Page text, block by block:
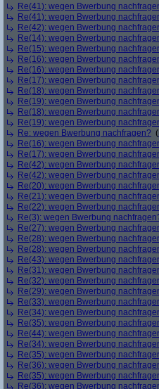
Re(41): wegen Bwerbung
Re(41): wegen Bwerbung
Re(42): wegen Bwerbung
Re(14): wegen Bwerbung
Re(15): wegen Bwerbung
Re(16): wegen Bwerbung
Re(16): wegen Bwerbung
Re(17): wegen Bwerbung
Re(18): wegen Bwerbung
Re(19): wegen Bwerbung
Re(18): wegen Bwerbung
Re(19): wegen Bwerbung
Re: wegen Bwerbung nachfragen? (
Re(16): wegen Bwerbung
Re(17): wegen Bwerbung
Re(42): wegen Bwerbung
Re(42): wegen Bwerbung
Re(20): wegen Bwerbung
Re(21): wegen Bwerbung
Re(22): wegen Bwerbung
Re(3): wegen Bwerbung
Re(27): wegen Bwerbung
Re(28): wegen Bwerbung
Re(28): wegen Bwerbung
Re(43): wegen Bwerbung
Re(31): wegen Bwerbung
Re(32): wegen Bwerbung
Re(29): wegen Bwerbung
Re(33): wegen Bwerbung
Re(34): wegen Bwerbung
Re(35): wegen Bwerbung
Re(44): wegen Bwerbung
Re(34): wegen Bwerbung
Re(35): wegen Bwerbung
Re(36): wegen Bwerbung
Re(35): wegen Bwerbung
Re(36): wegen Bwerbung